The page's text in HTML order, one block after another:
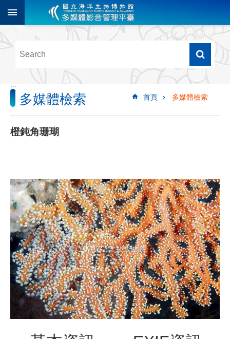
跳到主要內容區塊
階
尋
多
媒
體
檢
像
影
音
音
源
訊
息
發
詢
:::
首頁 多媒體檢索
多媒體檢索
橙鈍角珊瑚